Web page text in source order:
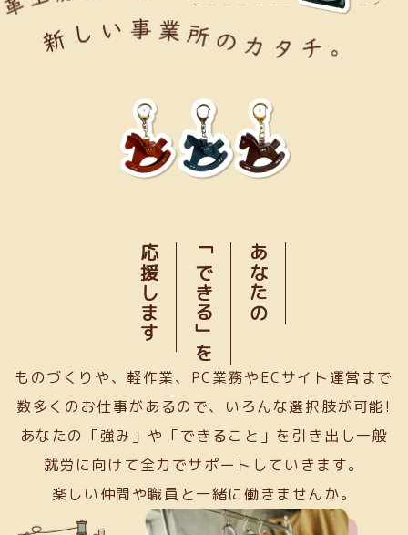
あなたの
「できる」を
応援します
ものづくりや、軽作業、PC業務やECサイト運営まで
数多くのお仕事があるので、いろんな選択肢が可能!
あなたの「強み」や「できること」を引き出し一般
就労に向けて全力でサポートしていきます。
楽しい仲間や職員と一緒に働きませんか。